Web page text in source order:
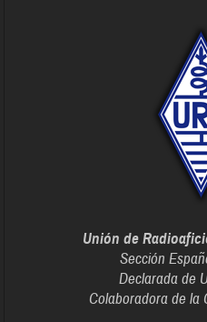
Unión de
Sección
Declarada de
Colaboradora de la